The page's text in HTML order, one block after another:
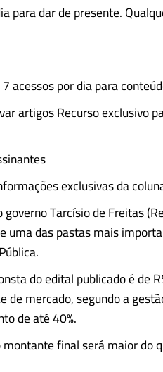
para dar de presente.
acessos por dia para
artigos Recurso exclusivo
exclusivas da
Tarcísio de Freitas
uma das pastas mais
do edital publicado é de
de mercado, segundo a
de até 40%.
final será maior do